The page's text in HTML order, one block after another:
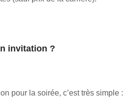
invitation ?
pour la soirée, c’est très simple :